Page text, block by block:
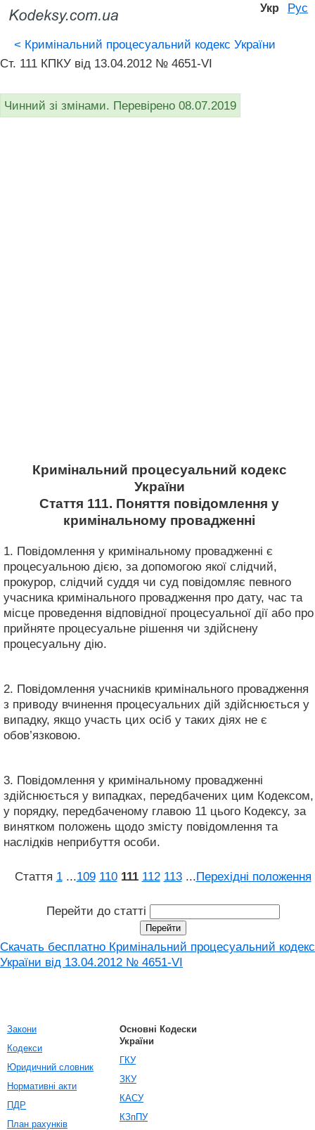
Укр Рус
< Кримінальний процесуальний кодекс України
Ст. 111 КПКУ від 13.04.2012 № 4651-VI
Чинний зі змінами. Перевірено 08.07.2019
Кримінальний процесуальний кодекс
України
Стаття 111. Поняття повідомлення у
кримінальному провадженні
1. Повідомлення у кримінальному провадженні є
процесуальною дією, за допомогою якої слідчий,
прокурор, слідчий суддя чи суд повідомляє певного
учасника кримінального провадження про дату, час та
місце проведення відповідної процесуальної дії або про
прийняте процесуальне рішення чи здійснену
процесуальну дію.
2. Повідомлення учасників кримінального провадження
з приводу вчинення процесуальних дій здійснюється у
випадку, якщо участь цих осіб у таких діях не є
обов’язковою.
3. Повідомлення у кримінальному провадженні
здійснюється у випадках, передбачених цим Кодексом,
у порядку, передбаченому главою 11 цього Кодексу, за
винятком положень щодо змісту повідомлення та
наслідків неприбуття особи.
Стаття 1 ...109 110 111 112 113 ...Перехідні положення
Перейти до статті
Скачать бесплатно Кримінальний процесуальний кодекс
України від 13.04.2012 № 4651-VI
Закони
Кодекси
Юридичний словник
Нормативні акти
ПДР
План рахунків
Основні Кодески
України
ГКУ
ЗКУ
КАСУ
КЗпПУ